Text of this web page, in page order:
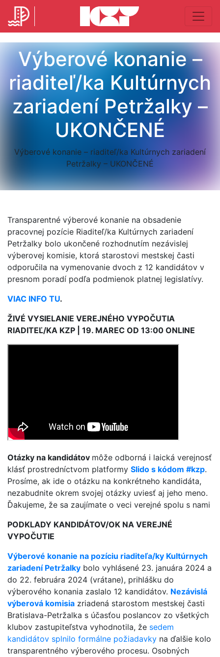
Výberové konanie –
riaditeľ/ka Kultúrnych
zariadení Petržalky –
UKONČENÉ
Výberové konanie – riaditeľ/ka Kultúrnych zariadení
Petržalky – UKONČENÉ
Transparentné výberové konanie na obsadenie
pracovnej pozície Riaditeľ/ka Kultúrnych zariadení
Petržalky bolo ukončené rozhodnutím nezávislej
výberovej komisie, ktorá starostovi mestskej časti
odporučila na vymenovanie dvoch z 12 kandidátov v
presnom poradí podľa podmienok platnej legislatívy.
VIAC INFO TU.
ŽIVÉ VYSIELANIE VEREJNÉHO VYPOČUTIA
RIADITEĽ/KA KZP | 19. MAREC OD 13:00 ONLINE
Otázky na kandidátov môže odborná i laická verejnosť
klásť prostredníctvom platformy Slido s kódom #kzp.
Prosíme, ak ide o otázku na konkrétneho kandidáta,
nezabudnite okrem svojej otázky uviesť aj jeho meno.
Ďakujeme, že sa zaujímate o veci verejné spolu s nami
PODKLADY KANDIDÁTOV/OK NA VEREJNÉ
VYPOČUTIE
Výberové konanie na pozíciu riaditeľa/ky Kultúrnych
zariadení Petržalky bolo vyhlásené 23. januára 2024 a
do 22. februára 2024 (vrátane), prihlášku do
výberového konania zaslalo 12 kandidátov. Nezávislá
výberová komisia zriadená starostom mestskej časti
Bratislava-Petržalka s účasťou poslancov zo všetkých
klubov zastupiteľstva vyhodnotila, že sedem
kandidátov splnilo formálne požiadavky na ďalšie kolo
transparentného výberového procesu. Osobných